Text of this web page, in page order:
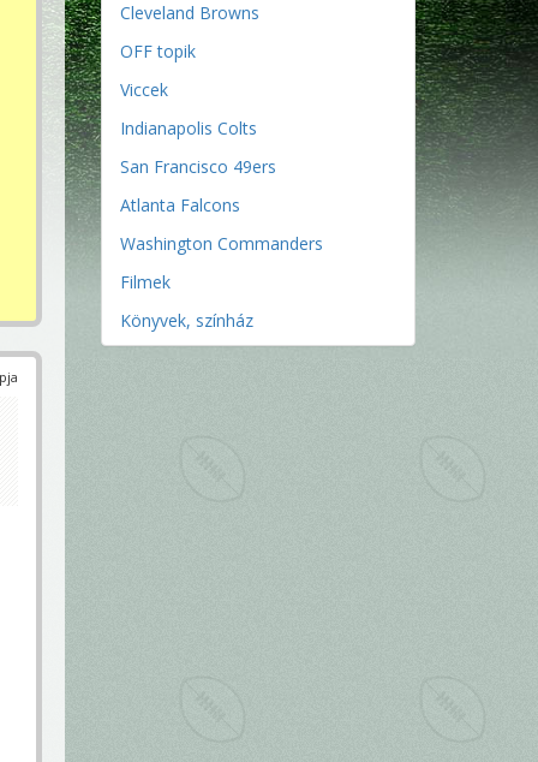
Cleveland Browns
OFF topik
Viccek
Indianapolis Colts
San Francisco 49ers
Atlanta Falcons
Washington Commanders
Filmek
Könyvek, színház